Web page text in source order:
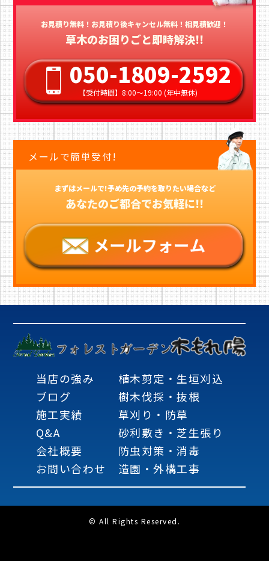
お見積り無料！お見積り後キャンセル無料！相見積歓迎！
草木のお困りごと即時解決!!
050-1809-2592
【受付時間】8:00〜19:00 (年中無休)
メールで簡単受付!
まずはメールで!予め先の予約を取りたい場合など
あなたのご都合でお気軽に!!
当店の強み
ブログ
施工実績
Q&A
会社概要
お問い合わせ
植木剪定・生垣刈込
樹木伐採・抜根
草刈り・防草
砂利敷き・芝生張り
防虫対策・消毒
造園・外構工事
© All Rights Reserved.